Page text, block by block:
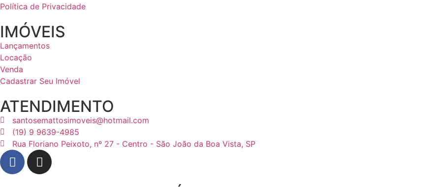
Política de Privacidade
IMÓVEIS
Lançamentos
Locação
Venda
Cadastrar Seu Imóvel
ATENDIMENTO
santosemattosimoveis@hotmail.com
(19) 9 9639-4985
Rua Floriano Peixoto, nº 27 - Centro - São João da Boa Vista, SP